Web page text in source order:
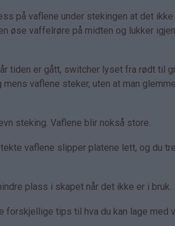
på vaflene under stekingen at det ikke
øse vaffelrøre på midten og lukker
tiden er gått, switcher lyset fra rødt til
vaflene steker, uten at man
steking. Vaflene blir nokså store.
vaflene slipper platene lett, og du
plass i skapet når det ikke er i bruk.
tips til hva du kan lage med